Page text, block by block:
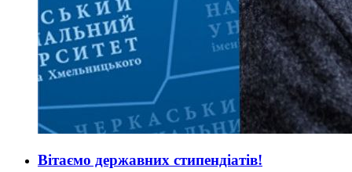
Вітаємо державних стипендіатів!